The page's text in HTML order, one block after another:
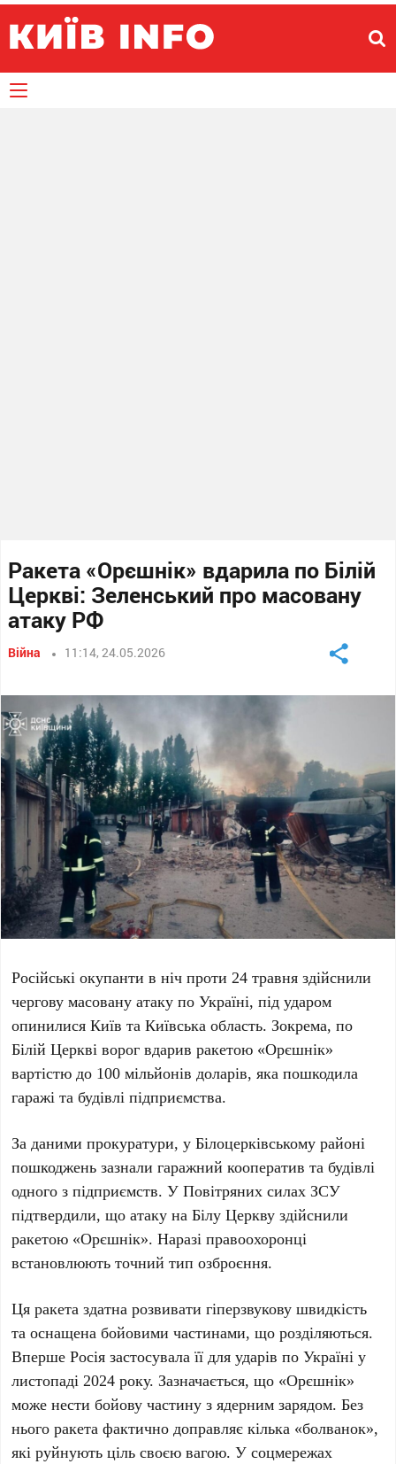
Ракета «Орєшнік» вдарила по Білій
Церкві: Зеленський про масовану
атаку РФ
Війна 11:14, 24.05.2026
Російські окупанти в ніч проти24 травня здійснили
чергову масовану атаку по Україні, під ударом
опинилисяКиїв та Київська область. Зокрема, по
Білій Церкві ворог вдарив ракетою «Орєшнік»
вартістю до 100 мільйонів доларів, яка пошкодила
гаражі та будівлі підприємства.
За даними прокуратури, уБілоцерківському районі
пошкоджень зазналигаражний кооператив та будівлі
одного з підприємств. У Повітряних силах ЗСУ
підтвердили, що атаку наБілу Церкву здійснили
ракетою «Орєшнік». Наразі правоохоронці
встановлюють точний тип озброєння.
Ця ракета здатна розвивати гіперзвукову швидкість
та оснащена бойовими частинами, що розділяються.
Вперше Росія застосувала її для ударів по Україні у
листопаді 2024 року. Зазначається, що «Орєшнік»
може нести бойову частину з ядерним зарядом. Без
нього ракета фактично доправляє кілька «болванок»,
які руйнують ціль своєю вагою. У соцмережах